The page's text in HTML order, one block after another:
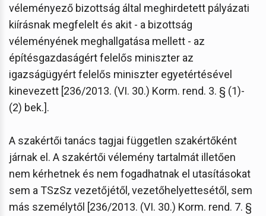
véleményező bizottság által meghirdetett pályázati
kiírásnak megfelelt és akit - a bizottság
véleményének meghallgatása mellett - az
építésgazdaságért felelős miniszter az
igazságügyért felelős miniszter egyetértésével
kinevezett [236/2013. (VI. 30.) Korm. rend. 3. § (1)-
(2) bek.].
A szakértői tanács tagjai független szakértőként
járnak el. A szakértői vélemény tartalmát illetően
nem kérhetnek és nem fogadhatnak el utasításokat
sem a TSzSz vezetőjétől, vezetőhelyettesétől, sem
más személytől [236/2013. (VI. 30.) Korm. rend. 7. §